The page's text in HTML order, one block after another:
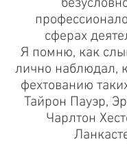
сферах
Я помню, как
лично наблюдал,
фехтованию
Тайрон Пауэр,
Чарлтон